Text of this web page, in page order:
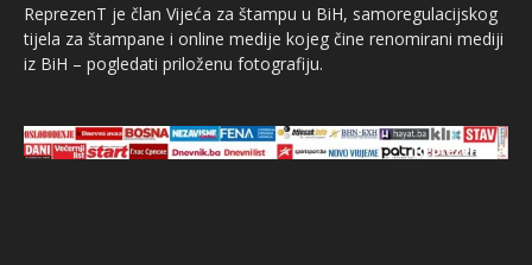
ReprezenT je član Vijeća za štampu u BiH, samoregulacijskog
tijela za štampane i online medije kojeg čine renomirani mediji
iz BiH – pogledati priloženu fotografiju.